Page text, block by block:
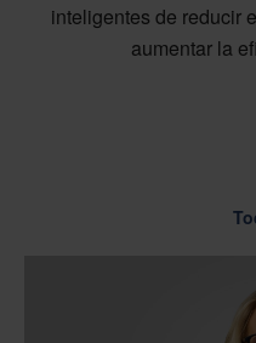
inteligentes de reducir
aumentar la